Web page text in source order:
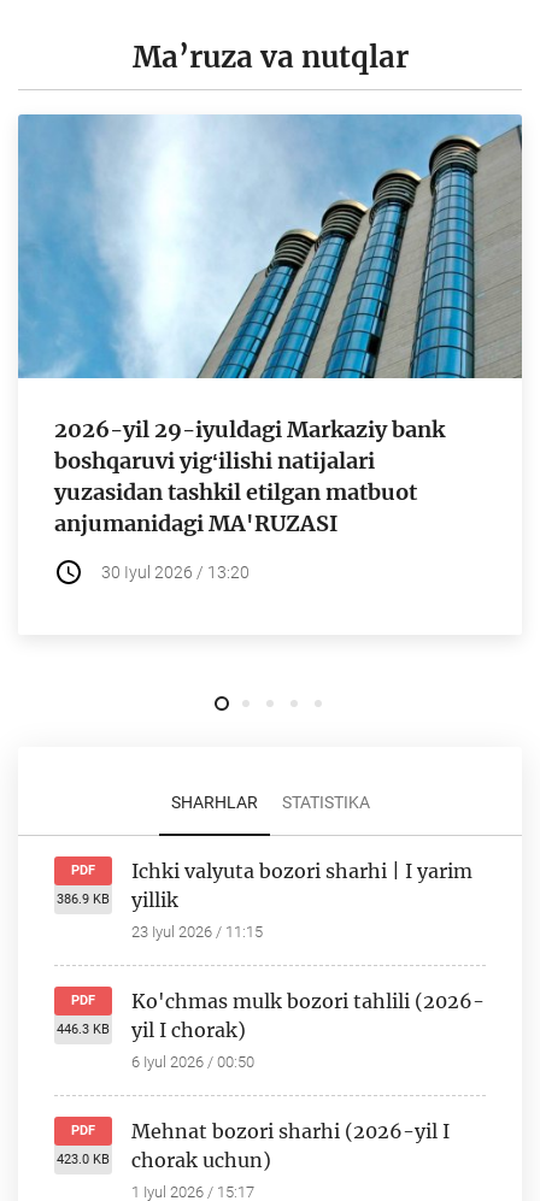
Ma’ruza va nutqlar
2026-yil 29-iyuldagi Markaziy bank
boshqaruvi yigʻilishi natijalari
yuzasidan tashkil etilgan matbuot
anjumanidagi MA'RUZASI
30 Iyul 2026 / 13:20
SHARHLAR STATISTIKA
PDF
386.9 KB
Ichki valyuta bozori sharhi | I yarim
yillik
23 Iyul 2026 / 11:15
PDF
446.3 KB
Ko'chmas mulk bozori tahlili (2026-
yil I chorak)
6 Iyul 2026 / 00:50
PDF
423.0 KB
Mehnat bozori sharhi (2026-yil I
chorak uchun)
1 Iyul 2026 / 15:17